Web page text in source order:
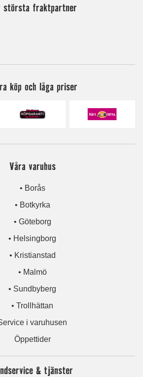
största fraktpartner
köp och låga priser
Våra varuhus
• Borås
• Botkyrka
• Göteborg
• Helsingborg
• Kristianstad
• Malmö
• Sundbyberg
• Trollhättan
i varuhusen
Öppettider
& tjänster